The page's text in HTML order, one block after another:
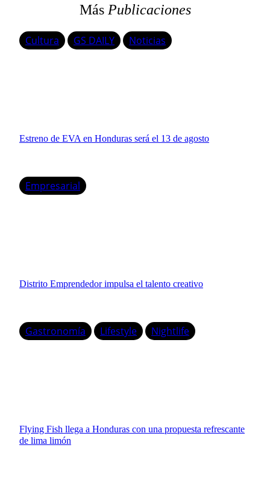
MásPublicaciones
Cultura GS DAILY Noticias
Estreno de EVA en Honduras será el 13 de agosto
Empresarial
Distrito Emprendedor impulsa el talento creativo
Gastronomía Lifestyle Nightlife
Flying Fish llega a Honduras con una propuesta refrescante
de lima limón